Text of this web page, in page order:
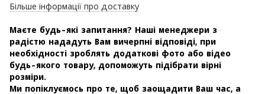
Більше інформації про доставку
Маєте будь-які запитання? Наші менеджери з
радістю нададуть Вам вичерпні відповіді, при
необхідності зроблять додаткові фото або відео
будь-якого товару, допоможуть підібрати вірні
розміри.
Ми попіклуємось про те, щоб заощадити Ваш час, а